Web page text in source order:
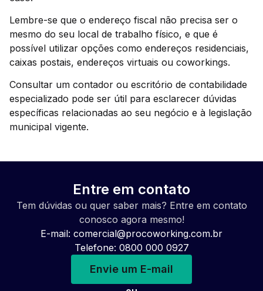
Lembre-se que o endereço fiscal não precisa ser o
mesmo do seu local de trabalho físico, e que é
possível utilizar opções como endereços residenciais,
caixas postais, endereços virtuais ou coworkings.
Consultar um contador ou escritório de contabilidade
especializado pode ser útil para esclarecer dúvidas
específicas relacionadas ao seu negócio e à legislação
municipal vigente.
Entre em contato
Tem dúvidas ou quer saber mais? Entre em contato
conosco agora mesmo!
E-mail: comercial@procoworking.com.br
Telefone: 0800 000 0927
Envie um E-mail